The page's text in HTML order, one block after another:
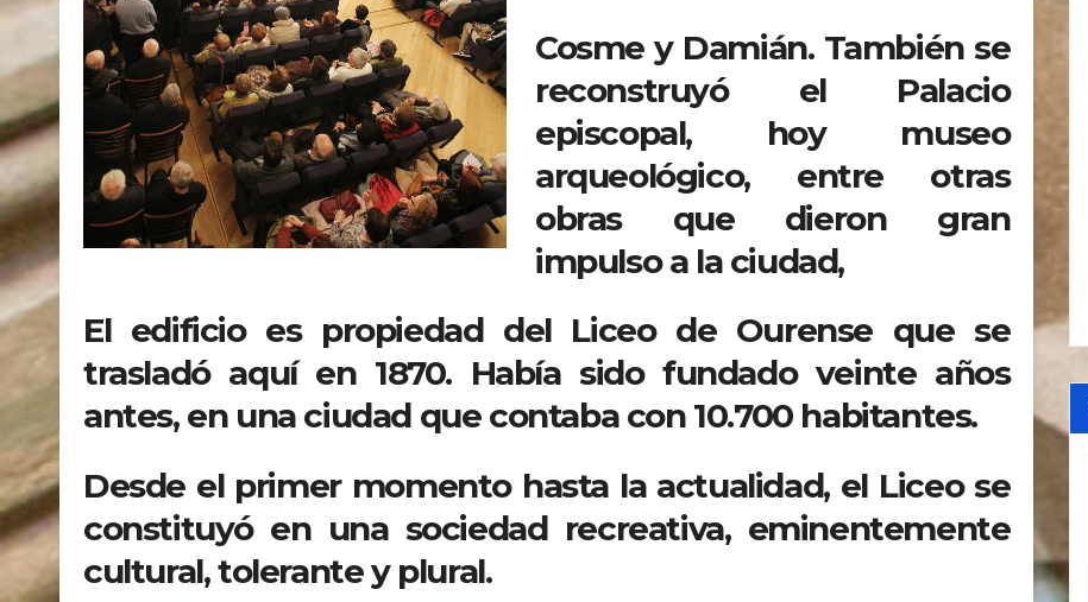
Cosme y Damián. También se
reconstruyó el Palacio
episcopal, hoy museo
arqueológico, entre otras
obras que dieron gran
impulso a la ciudad,
El edificio es propiedad del Liceo de Ourense que se
trasladó aquí en 1870. Había sido fundado veinte años
antes, en una ciudad que contaba con 10.700 habitantes.
Desde el primer momento hasta la actualidad, el Liceo se
constituyó en una sociedad recreativa, eminentemente
cultural, tolerante y plural.